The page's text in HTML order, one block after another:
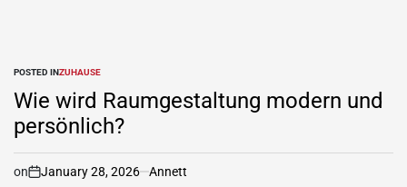
POSTED INZUHAUSE
Wie wird Raumgestaltung modern und
persönlich?
on January 28, 2026 Annett